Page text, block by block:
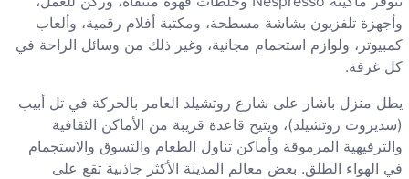
وأجهزة تلفزيون بشاشة مسطحة، ومكتبة أفلام رقمية، وألعاب
كمبيوتر، ولوازم استحمام مجانية، وغير ذلك من وسائل الراحة في
كل غرفة.
يطل منزل باشار على شارع روتشيلد العامر بالحركة في تل أبيب
(سديروت روتشيلد)، ويتيح قاعدة قريبة من الأماكن الثقافية
والترفيهية المرموقة وأماكن تناول الطعام والتسوق والاستجمام
في الهواء الطلق. بعض معالم المدينة الأكثر جاذبية تقع على